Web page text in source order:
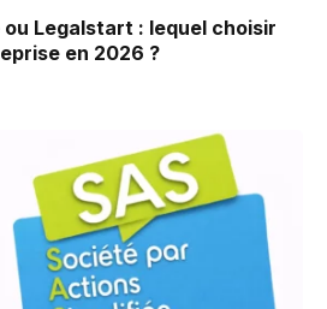
ou Legalstart : lequel choisir
en 2026 ?